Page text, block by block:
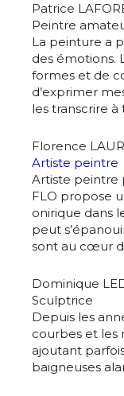
Patrice
Peintre
La peinture a
des émotions.
formes et de
d’exprimer
les transcrire à
Florence
Artiste peintre
Artiste peintre
FLO propose
onirique dans
peut
sont au cœur
Dominique
Sculptrice
Depuis les
courbes et les
ajoutant
baigneuses